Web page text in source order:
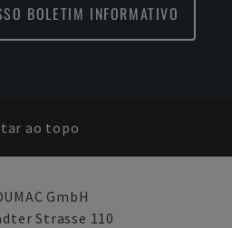
BOLETIM INFORMATIVO
ao topo
GmbH
Strasse 110